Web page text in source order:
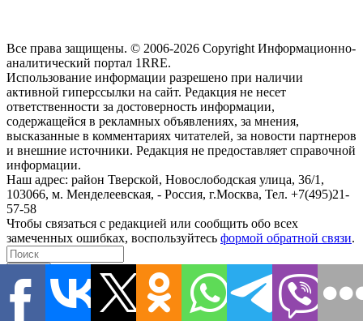
Все права защищены. © 2006-2026 Copyright Информационно-
аналитический портал 1RRE.
Использование информации разрешено при наличии
активной гиперссылки на сайт. Редакция не несет
ответственности за достоверность информации,
содержащейся в рекламных объявлениях, за мнения,
высказанные в комментариях читателей, за новости партнеров
и внешние источники. Редакция не предоставляет справочной
информации.
Наш адрес: район Тверской, Новослободская улица, 36/1 ,
103066, м. Менделеевская, - Россия, г.Москва, Тел. +7(495)21-
57-58
Чтобы связаться с редакцией или сообщить обо всех
замеченных ошибках, воспользуйтесь формой обратной связи.
Наши информационные каналы